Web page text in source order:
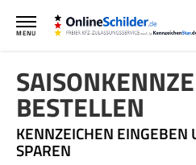
MENU
BESTELLEN
KENNZEICHEN EINGEBEN
SPAREN